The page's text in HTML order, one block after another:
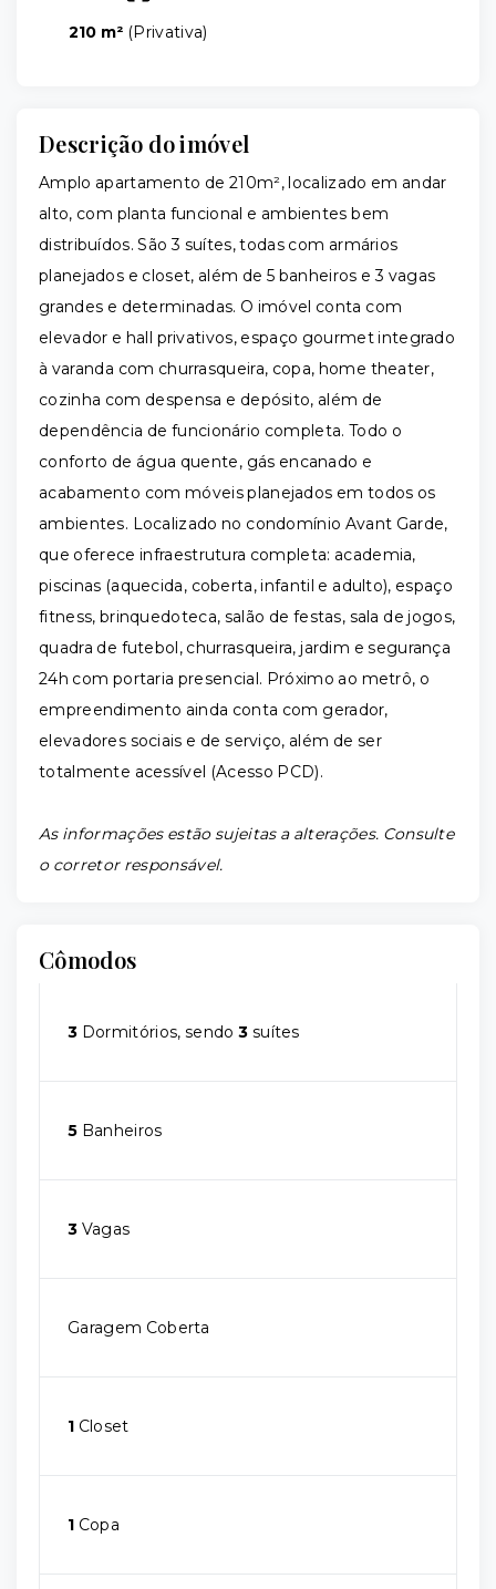
210 m² (Privativa)
Descrição do imóvel
Amplo apartamento de 210m², localizado em andar
alto, com planta funcional e ambientes bem
distribuídos. São 3 suítes, todas com armários
planejados e closet, além de 5 banheiros e 3 vagas
grandes e determinadas. O imóvel conta com
elevador e hall privativos, espaço gourmet integrado
à varanda com churrasqueira, copa, home theater,
cozinha com despensa e depósito, além de
dependência de funcionário completa. Todo o
conforto de água quente, gás encanado e
acabamento com móveis planejados em todos os
ambientes. Localizado no condomínio Avant Garde,
que oferece infraestrutura completa: academia,
piscinas (aquecida, coberta, infantil e adulto), espaço
fitness, brinquedoteca, salão de festas, sala de jogos,
quadra de futebol, churrasqueira, jardim e segurança
24h com portaria presencial. Próximo ao metrô, o
empreendimento ainda conta com gerador,
elevadores sociais e de serviço, além de ser
totalmente acessível (Acesso PCD).
As informações estão sujeitas a alterações. Consulte
o corretor responsável.
Cômodos
3 Dormitórios, sendo3 suítes
5 Banheiros
3 Vagas
Garagem Coberta
1 Closet
1 Copa